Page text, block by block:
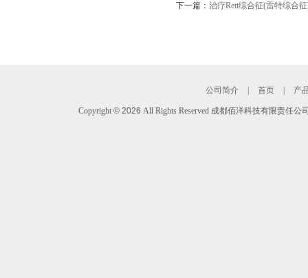
下一篇： 治疗Rett综合征(雷特综合
公司简介 首页 产
Copyright ©2026All Rights Reserved 成都佰洋科技有限责任公